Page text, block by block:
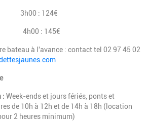
: 124€
: 145€
bateau à l'avance : contact tel 02 97 45 02
: Week-ends et jours fériés, ponts et
de 10h à 12h et de 14h à 18h (location
2 heures minimum)